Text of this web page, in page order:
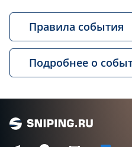
Правила события
Подробнее о